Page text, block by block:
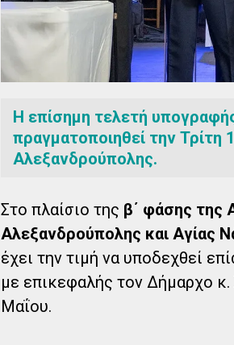
Η επίσημη τελετή
πραγματοποιηθεί την
Αλεξανδρούπολης.
Στο πλαίσιο της β΄ φάσης της
Αλεξανδρούπολης και Αγίας
έχει την τιμή να υποδεχθεί
με επικεφαλής τον Δήμαρχο
Μαΐου.